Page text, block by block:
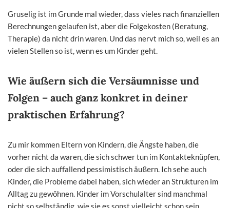
Gruselig ist im Grunde mal wieder, dass vieles nach finanziellen
Berechnungen gelaufen ist, aber die Folgekosten (Beratung,
Therapie) da nicht drin waren. Und das nervt mich so, weil es an
vielen Stellen so ist, wenn es um Kinder geht.
Wie äußern sich die Versäumnisse und
Folgen – auch ganz konkret in deiner
praktischen Erfahrung?
Zu mir kommen Eltern von Kindern, die Ängste haben, die
vorher nicht da waren, die sich schwer tun im Kontakteknüpfen,
oder die sich auffallend pessimistisch äußern. Ich sehe auch
Kinder, die Probleme dabei haben, sich wieder an Strukturen im
Alltag zu gewöhnen. Kinder im Vorschulalter sind manchmal
nicht so selbständig, wie sie es sonst vielleicht schon sein